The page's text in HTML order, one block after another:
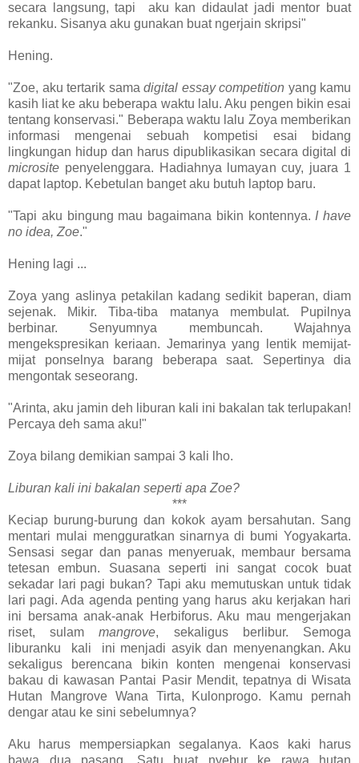
secara langsung, tapi aku kan didaulat jadi mentor buat
rekanku. Sisanya aku gunakan buat ngerjain skripsi"
Hening.
"Zoe, aku tertarik sama digital essay competition yang kamu
kasih liat ke aku beberapa waktu lalu. Aku pengen bikin esai
tentang konservasi." Beberapa waktu lalu Zoya memberikan
informasi mengenai sebuah kompetisi esai bidang
lingkungan hidup dan harus dipublikasikan secara digital di
microsite penyelenggara. Hadiahnya lumayan cuy, juara 1
dapat laptop. Kebetulan banget aku butuh laptop baru.
"Tapi aku bingung mau bagaimana bikin kontennya. I have
no idea, Zoe."
Hening lagi ...
Zoya yang aslinya petakilan kadang sedikit baperan, diam
sejenak. Mikir. Tiba-tiba matanya membulat. Pupilnya
berbinar. Senyumnya membuncah. Wajahnya
mengekspresikan keriaan. Jemarinya yang lentik memijat-
mijat ponselnya barang beberapa saat. Sepertinya dia
mengontak seseorang.
"Arinta, aku jamin deh liburan kali ini bakalan tak terlupakan!
Percaya deh sama aku!"
Zoya bilang demikian sampai 3 kali lho.
Liburan kali ini bakalan seperti apa Zoe?
***
Keciap burung-burung dan kokok ayam bersahutan. Sang
mentari mulai mengguratkan sinarnya di bumi Yogyakarta.
Sensasi segar dan panas menyeruak, membaur bersama
tetesan embun. Suasana seperti ini sangat cocok buat
sekadar lari pagi bukan? Tapi aku memutuskan untuk tidak
lari pagi. Ada agenda penting yang harus aku kerjakan hari
ini bersama anak-anak Herbiforus. Aku mau mengerjakan
riset, sulammangrove, sekaligus berlibur. Semoga
liburanku kali ini menjadi asyik dan menyenangkan. Aku
sekaligus berencana bikin konten mengenai konservasi
bakau di kawasan Pantai Pasir Mendit, tepatnya di Wisata
Hutan Mangrove Wana Tirta, Kulonprogo. Kamu pernah
dengar atau ke sini sebelumnya?
Aku harus mempersiapkan segalanya. Kaos kaki harus